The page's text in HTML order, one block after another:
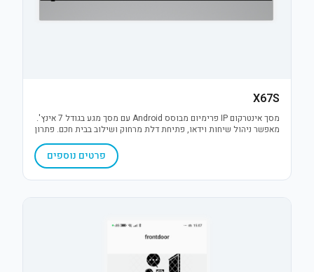
X67S
מסך אינטרקום IP פרימיום מבוסס Android עם מסך מגע בגודל 7 אינץ'.
מאפשר ניהול שיחות וידאו, פתיחת דלת מרחוק ושילוב בבית חכם. פתרון
מעוצב, אמין ומתקדם עם ממשק משתמש אינטואיטיבי.
פרטים נוספים